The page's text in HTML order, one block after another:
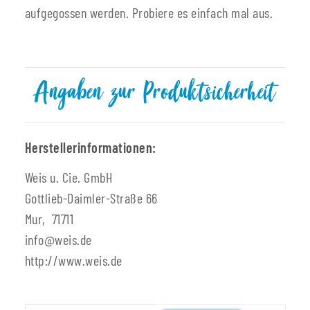
aufgegossen werden. Probiere es einfach mal aus.
Angaben zur Produktsicherheit
Herstellerinformationen:
Weis u. Cie. GmbH
Gottlieb-Daimler-Straße 66
Mur, 71711
info@weis.de
http://www.weis.de